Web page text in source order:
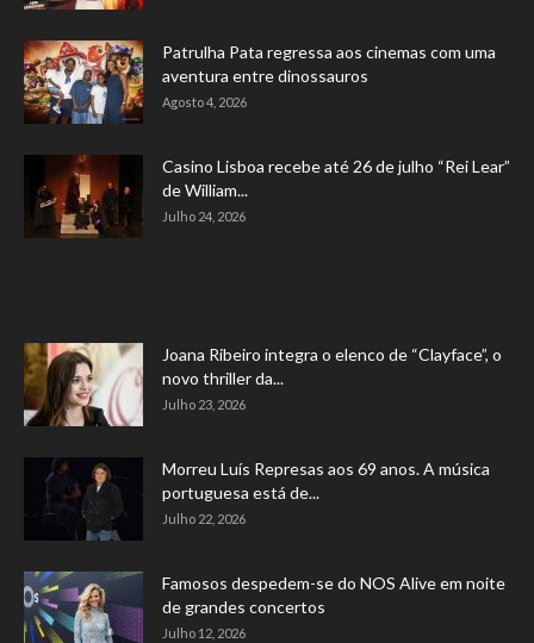
Patrulha Pata regressa aos cinemas com uma
aventura entre dinossauros
Agosto 4, 2026
Casino Lisboa recebe até 26 de julho “Rei Lear”
de William...
Julho 24, 2026
Joana Ribeiro integra o elenco de “Clayface”, o
novo thriller da...
Julho 23, 2026
Morreu Luís Represas aos 69 anos. A música
portuguesa está de...
Julho 22, 2026
Famosos despedem-se do NOS Alive em noite
de grandes concertos
Julho 12, 2026